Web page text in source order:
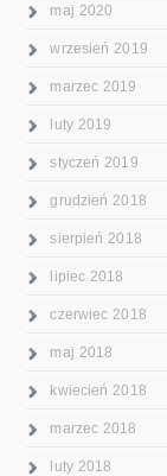
maj 2020
wrzesień 2019
marzec 2019
luty 2019
styczeń 2019
grudzień 2018
sierpień 2018
lipiec 2018
czerwiec 2018
maj 2018
kwiecień 2018
marzec 2018
luty 2018